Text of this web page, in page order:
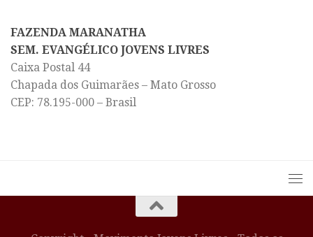
FAZENDA MARANATHA
SEM. EVANGÉLICO JOVENS LIVRES
Caixa Postal 44
Chapada dos Guimarães – Mato Grosso
CEP: 78.195-000 – Brasil